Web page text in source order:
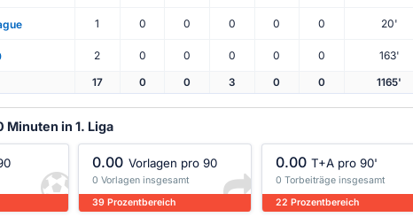
1 0 0 0 0 0 20'
2 0 0 0 0 0 163'
17 0 0 3 0 0 1165'
Minuten in 1. Liga
0.00 Vorlagen pro 90
0 Vorlagen insgesamt
39 Prozentbereich
0.00 T+A pro 90'
0 Torbeiträge insgesamt
22 Prozentbereich